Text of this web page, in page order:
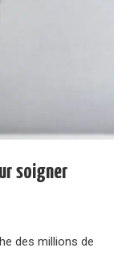
soigner
des millions de